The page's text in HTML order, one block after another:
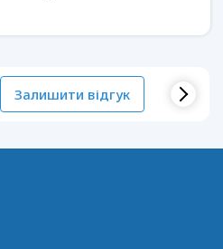
Залишити відгук